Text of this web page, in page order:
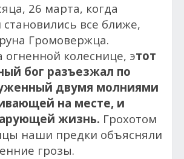
26 марта, когда
все ближе,
Громовержца.
огненной колеснице, этот
бог разъезжал по
двумя молниями
на месте, и
жизнь. Грохотом
наши предки объясняли
грозы.